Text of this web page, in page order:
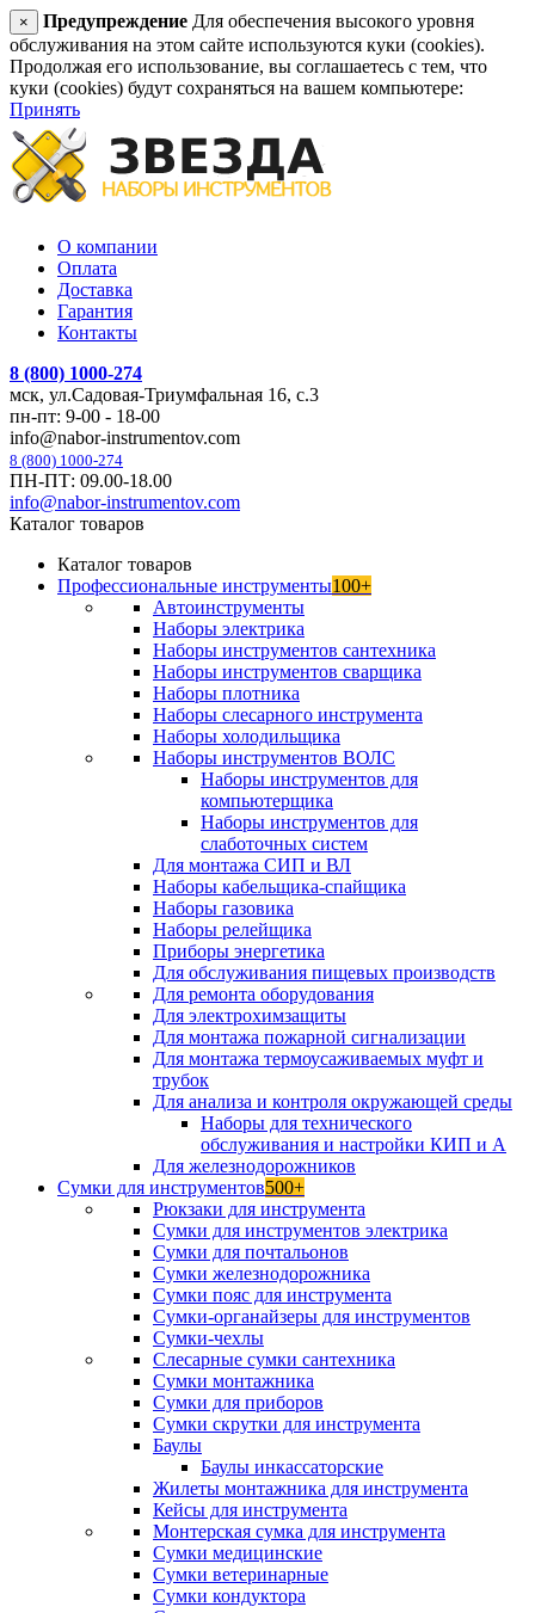
× Предупреждение Для обеспечения высокого уровня
обслуживания на этом сайте используются куки (cookies).
Продолжая его использование, вы соглашаетесь с тем, что
куки (cookies) будут сохраняться на вашем компьютере:
Принять
О компании
Оплата
Доставка
Гарантия
Контакты
8 (800) 1000-274
мск, ул.Садовая-Триумфальная 16, с.3
пн-пт: 9-00 - 18-00
info@nabor-instrumentov.com
8 (800) 1000-274
ПН-ПТ: 09.00-18.00
info@nabor-instrumentov.com
Каталог товаров
Каталог товаров
Профессиональные инструменты100+
Автоинструменты
Наборы электрика
Наборы инструментов сантехника
Наборы инструментов сварщика
Наборы плотника
Наборы слесарного инструмента
Наборы холодильщика
Наборы инструментов ВОЛС
Наборы инструментов для
компьютерщика
Наборы инструментов для
слаботочных систем
Для монтажа СИП и ВЛ
Наборы кабельщика-спайщика
Наборы газовика
Наборы релейщика
Приборы энергетика
Для обслуживания пищевых производств
Для ремонта оборудования
Для электрохимзащиты
Для монтажа пожарной сигнализации
Для монтажа термоусаживаемых муфт и
трубок
Для анализа и контроля окружающей среды
Наборы для технического
обслуживания и настройки КИП и А
Для железнодорожников
Сумки для инструментов500+
Рюкзаки для инструмента
Сумки для инструментов электрика
Сумки для почтальонов
Сумки железнодорожника
Сумки пояс для инструмента
Сумки-органайзеры для инструментов
Сумки-чехлы
Слесарные сумки сантехника
Сумки монтажника
Сумки для приборов
Сумки скрутки для инструмента
Баулы
Баулы инкассаторские
Жилеты монтажника для инструмента
Кейсы для инструмента
Монтерская сумка для инструмента
Сумки медицинские
Сумки ветеринарные
Сумки кондуктора